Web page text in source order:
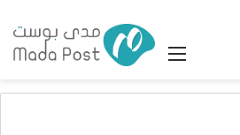
القائمة